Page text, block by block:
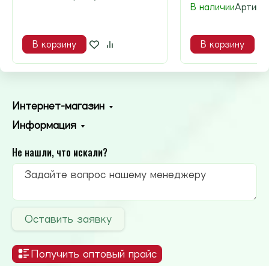
В корзину
В наличии
В корзину
Интернет-магазин
Информация
Не нашли, что искали?
Оставить заявку
Получить оптовый прайс